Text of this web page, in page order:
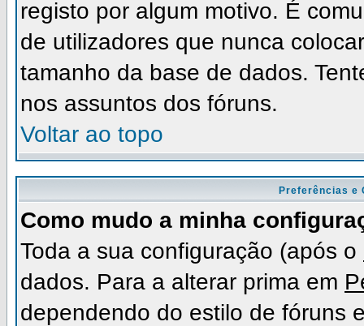
registo por algum motivo. É
de utilizadores que nunca
tamanho da base de dados.
nos assuntos dos fóruns.
Voltar ao topo
Preferências e
Como mudo a minha
Toda a sua configuração (após o
dados. Para a alterar prima em
dependendo do estilo de fóruns